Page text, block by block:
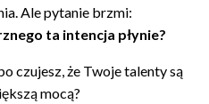
Ale pytanie brzmi:
ta intencja płynie?
czujesz, że Twoje talenty są
mocą?